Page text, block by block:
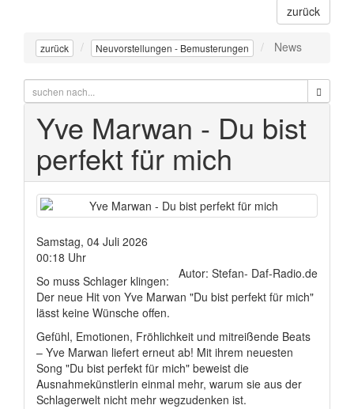
zurück
zurück Neuvorstellungen - Bemusterungen News
Yve Marwan - Du bist
perfekt für mich
Samstag, 04 Juli 2026
00:18 Uhr
Autor: Stefan- Daf-Radio.de
So muss Schlager klingen:
Der neue Hit von Yve Marwan "Du bist perfekt für mich"
lässt keine Wünsche offen.
Gefühl, Emotionen, Fröhlichkeit und mitreißende Beats
– Yve Marwan liefert erneut ab! Mit ihrem neuesten
Song "Du bist perfekt für mich" beweist die
Ausnahmekünstlerin einmal mehr, warum sie aus der
Schlagerwelt nicht mehr wegzudenken ist.